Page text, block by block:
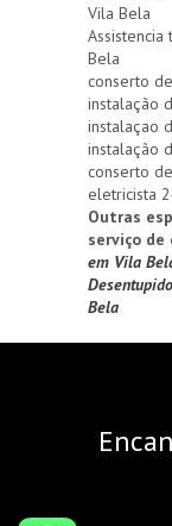
Vila Bela
Bela
conserto
instalação
instalaçao
instalação
conserto
eletricista
Outras
serviço
em Vila
Bela